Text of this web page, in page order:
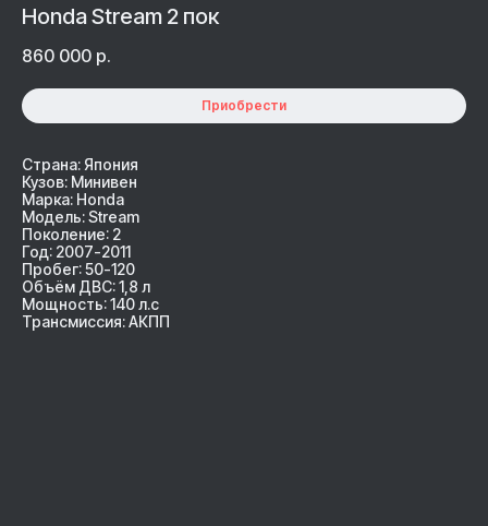
Honda Stream 2 пок
860 000 р.
Приобрести
Страна: Япония
Кузов: Минивен
Марка: Honda
Модель: Stream
Поколение: 2
Год: 2007-2011
Пробег: 50-120
Объём ДВС: 1,8 л
Мощность: 140 л.с
Трансмиссия: АКПП